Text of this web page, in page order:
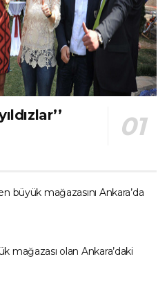
büyük mağazasını Ankara’da
mağazası olan Ankara’daki